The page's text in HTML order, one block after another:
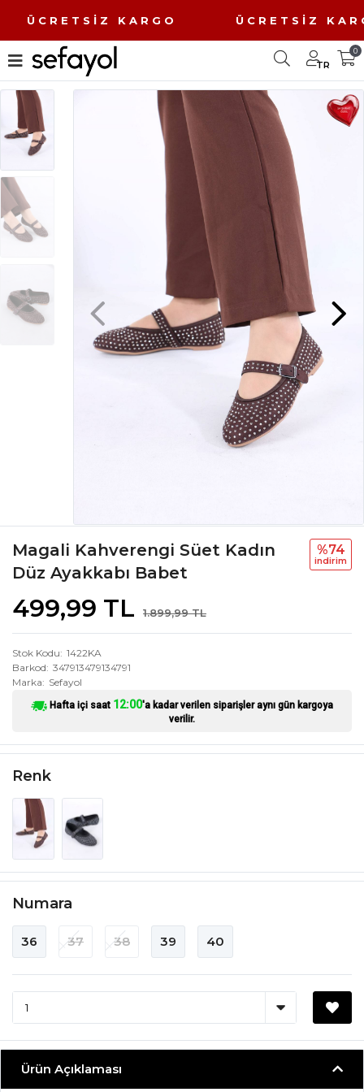
ÜCRETSİZ KARGO ÜCRETSİZ
TR
0
Magali Kahverengi Süet Kadın
Düz Ayakkabı Babet
499,99 TL 1.899,99 TL
%74
i̇ndi̇ri̇m
Stok Kodu 1422KA
Barkod 347913479134791
Marka
Sefayol
Hafta içi saat 12:00'a kadar verilen siparişler aynı gün kargoya
verilir.
Renk
Numara
36 37 38 39 40
Ürün Açıklaması